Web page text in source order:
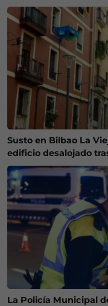
Susto en Bilbao La
edificio desalojado
La Policía Municipal